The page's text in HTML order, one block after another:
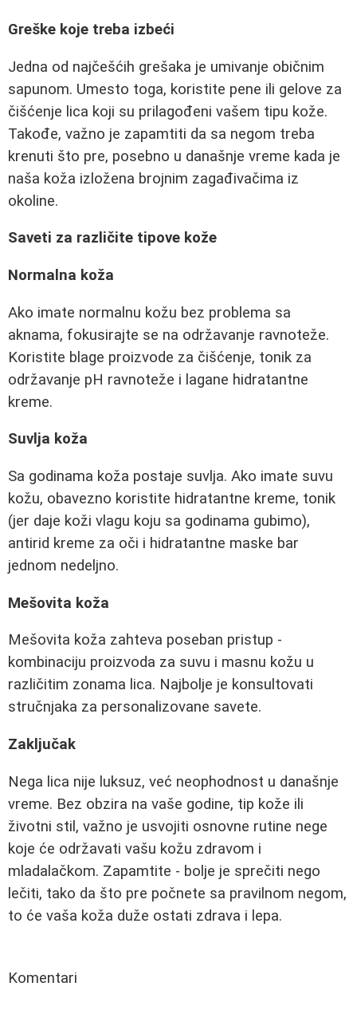
Greške koje treba izbeći
Jedna od najčešćih grešaka je umivanje običnim
sapunom. Umesto toga, koristite pene ili gelove za
čišćenje lica koji su prilagođeni vašem tipu kože.
Takođe, važno je zapamtiti da sa negom treba
krenuti što pre, posebno u današnje vreme kada je
naša koža izložena brojnim zagađivačima iz
okoline.
Saveti za različite tipove kože
Normalna koža
Ako imate normalnu kožu bez problema sa
aknama, fokusirajte se na održavanje ravnoteže.
Koristite blage proizvode za čišćenje, tonik za
održavanje pH ravnoteže i lagane hidratantne
kreme.
Suvlja koža
Sa godinama koža postaje suvlja. Ako imate suvu
kožu, obavezno koristite hidratantne kreme, tonik
(jer daje koži vlagu koju sa godinama gubimo),
antirid kreme za oči i hidratantne maske bar
jednom nedeljno.
Mešovita koža
Mešovita koža zahteva poseban pristup -
kombinaciju proizvoda za suvu i masnu kožu u
različitim zonama lica. Najbolje je konsultovati
stručnjaka za personalizovane savete.
Zaključak
Nega lica nije luksuz, već neophodnost u današnje
vreme. Bez obzira na vaše godine, tip kože ili
životni stil, važno je usvojiti osnovne rutine nege
koje će održavati vašu kožu zdravom i
mladalačkom. Zapamtite - bolje je sprečiti nego
lečiti, tako da što pre počnete sa pravilnom negom,
to će vaša koža duže ostati zdrava i lepa.
Komentari